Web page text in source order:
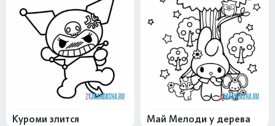
Куроми злится Май Мелоди у дерева